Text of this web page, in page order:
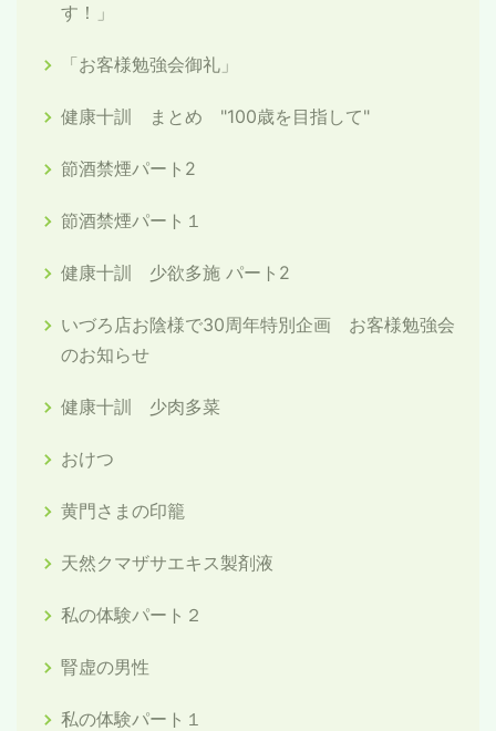
す！」
「お客様勉強会御礼」
健康十訓 まとめ "100歳を目指して"
節酒禁煙パート2
節酒禁煙パート１
健康十訓 少欲多施 パート2
いづろ店お陰様で30周年特別企画 お客様勉強会
のお知らせ
健康十訓 少肉多菜
おけつ
黄門さまの印籠
天然クマザサエキス製剤液
私の体験パート２
腎虚の男性
私の体験パート１